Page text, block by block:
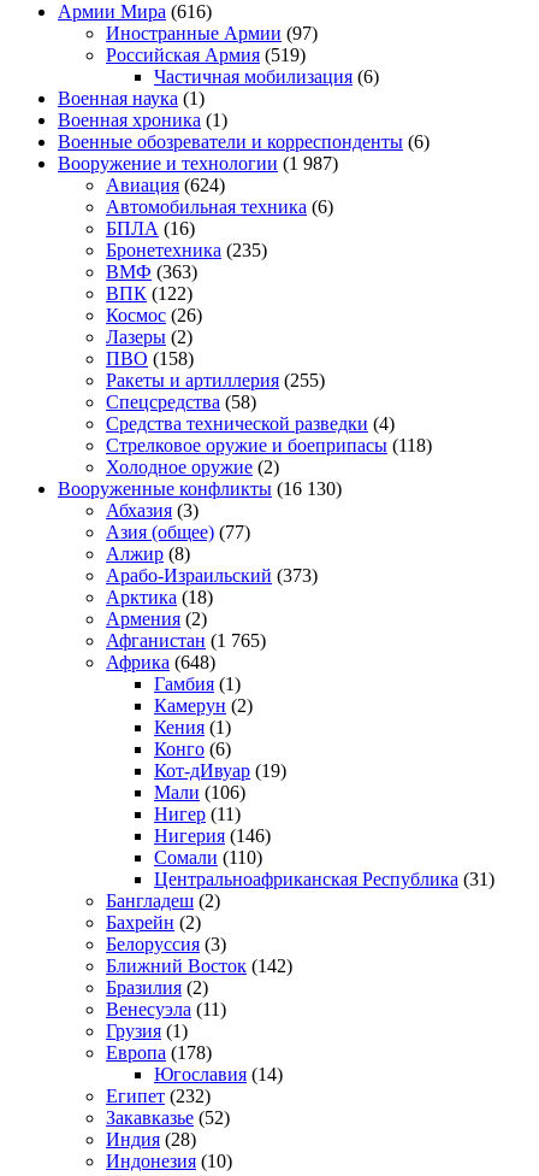
Армии Мира (616)
Иностранные Армии (97)
Российская Армия (519)
Частичная мобилизация (6)
Военная наука (1)
Военная хроника (1)
Военные обозреватели и корреспонденты (6)
Вооружение и технологии (1 987)
Авиация (624)
Автомобильная техника (6)
БПЛА (16)
Бронетехника (235)
ВМФ (363)
ВПК (122)
Космос (26)
Лазеры (2)
ПВО (158)
Ракеты и артиллерия (255)
Спецсредства (58)
Средства технической разведки (4)
Стрелковое оружие и боеприпасы (118)
Холодное оружие (2)
Вооруженные конфликты (16 130)
Абхазия (3)
Азия (общее) (77)
Алжир (8)
Арабо-Израильский (373)
Арктика (18)
Армения (2)
Афганистан (1 765)
Африка (648)
Гамбия (1)
Камерун (2)
Кения (1)
Конго (6)
Кот-дИвуар (19)
Мали (106)
Нигер (11)
Нигерия (146)
Сомали (110)
Центральноафриканская Республика (31)
Бангладеш (2)
Бахрейн (2)
Белоруссия (3)
Ближний Восток (142)
Бразилия (2)
Венесуэла (11)
Грузия (1)
Европа (178)
Югославия (14)
Египет (232)
Закавказье (52)
Индия (28)
Индонезия (10)